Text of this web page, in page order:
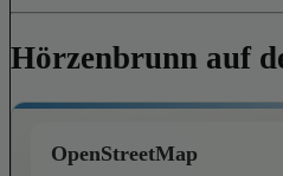
Hörzenbrunn auf
OpenStreetMap